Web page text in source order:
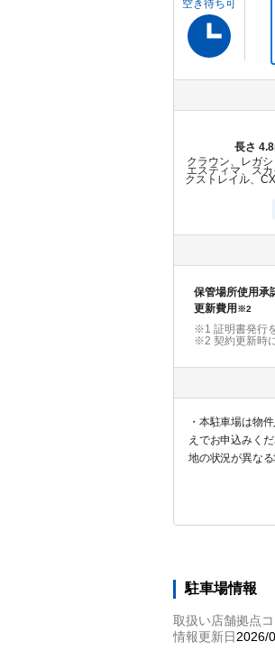
空き待ち可
長さ
クラウン、レガ
エスティマ、ス
クストレイル、
保管場所使用承
更新費用※2
※1 証明書発行
※2 契約更新時
・本駐車場は物
えでお申込みく
地の状況が異な
駐車場情報
取扱い店舗拠点
情報更新日2026/